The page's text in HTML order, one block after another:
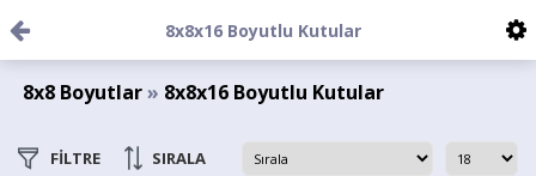
8x8x16 Boyutlu Kutular
8x8 Boyutlar» 8x8x16 Boyutlu Kutular
FİLTRE SIRALA